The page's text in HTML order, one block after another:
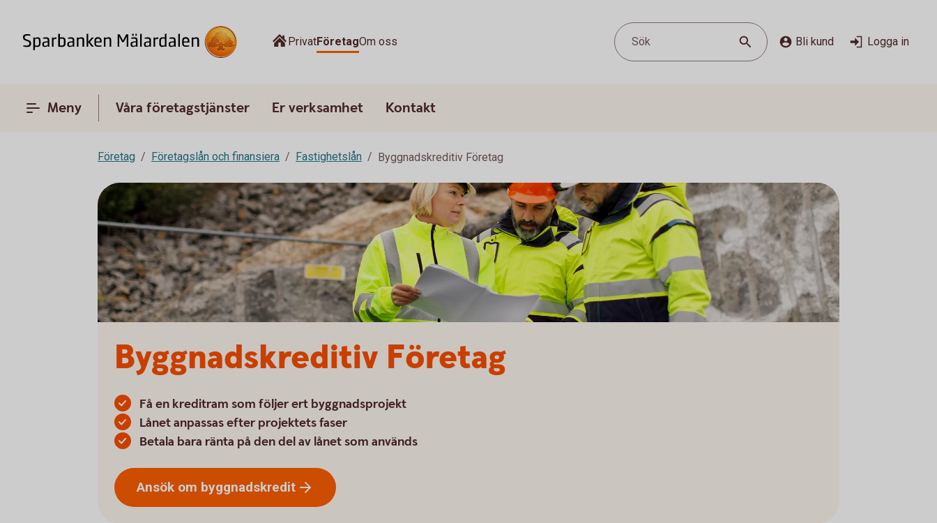
PrivatFöretagOm oss Sök Bli kund Logga in
Meny Våra företagstjänster Er verksamhet Kontakt
Företag Företagslån och finansiera Fastighetslån Byggnadskreditiv Företag
Byggnadskreditiv Företag
Få en kreditram som följer ert byggnadsprojekt
Lånet anpassas efter projektets faser
Betala bara ränta på den del av lånet som används
Ansök om byggnadskredit